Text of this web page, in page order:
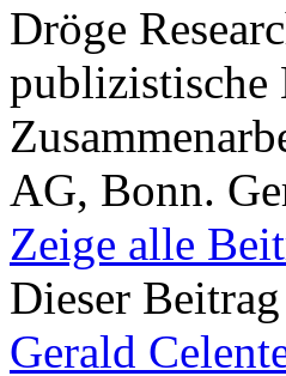
Dröge
publizistische
AG, Bonn.
Zeige alle
Dieser
Gerald